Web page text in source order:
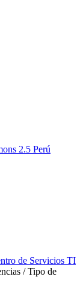
2.5 Perú
de Servicios TI
/ Tipo de